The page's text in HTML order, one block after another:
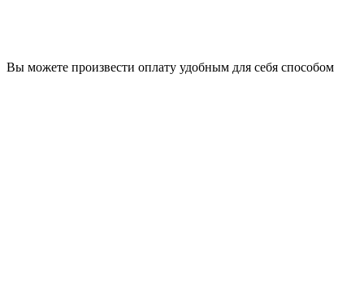
Вы можете произвести оплату удобным для себя способом